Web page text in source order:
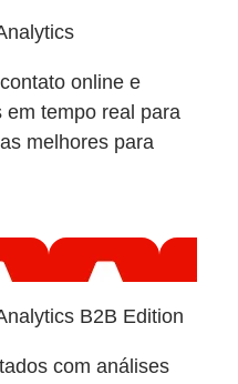
online e
em tempo real para
melhores para
B2B Edition
com análises